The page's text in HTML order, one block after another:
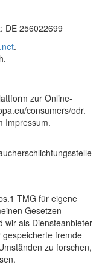
DE 256022699
.
zur Online-
consumers/odr.
Impressum.
TMG für eigene
Gesetzen
wir als Diensteanbieter
fremde
zu forschen,